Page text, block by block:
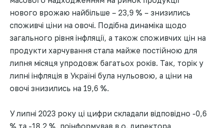
нового врожаю найбільше – 23,9 % – знизились
споживчі ціни на овочі. Подібна динаміка щодо
загального рівня інфляції, а також споживчих цін на
продукти харчування стала майже постійною для
липня місяця упродовж багатьох років. Так, торік у
липні інфляція в Україні була нульовою, а ціни на
овочі знизились на 19,6 %.
У липні 2023 року ці цифри складали відповідно -0,6
% та -18,2 %, поінформував в.о. директора